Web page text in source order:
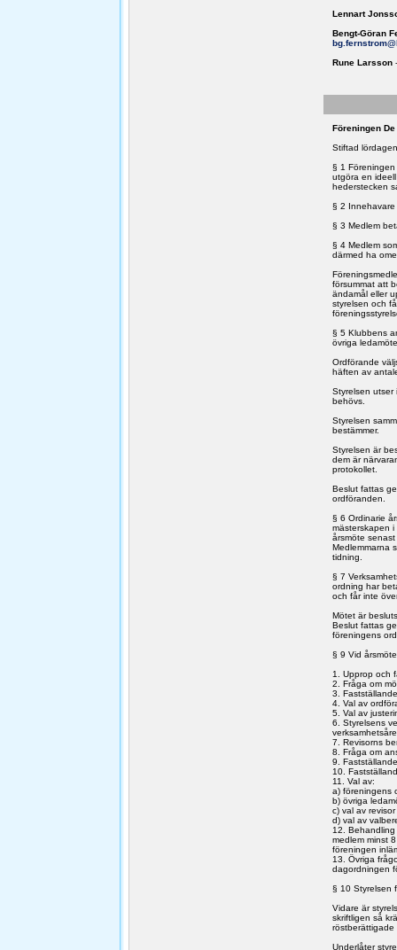
Lennart
Bengt-Göran
Rune Larsson
Föreningen
Stiftad
§ 1 Föreningen
utgöra en
hederstecken
§ 2 Innehavare
§ 3 Medlem
§ 4 Medlem
därmed ha
försummat att
ändamål eller
styrelsen och
§ 5 Klubbens
övriga
Ordförande
häften av
Styrelsen utser
behövs.
Styrelsen
bestämmer.
Styrelsen är
dem är
protokollet.
Beslut fattas
ordföranden.
§ 6 Ordinarie
mästerskapen
årsmöte
Medlemmarna
tidning.
§ 7
ordning har
och får inte
Mötet är
Beslut fattas
föreningens
§ 9 Vid
1. Upprop och
2. Fråga om
3.
4. Val av
5. Val av
6. Styrelsens
7. Revisorns
8. Fråga om
9.
10.
11. Val av:
a) föreningens
b) övriga
c) val av
d) val av
12. Behandling
medlem minst
föreningen
13. Övriga
dagordningen
§ 10 Styrelsen
Vidare är
skriftligen så
röstberättigade
Underlåter